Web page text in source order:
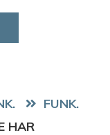
FUNK.
HAR